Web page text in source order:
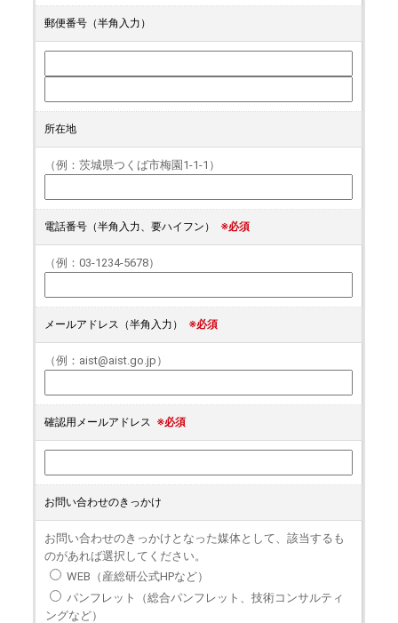
郵便番号（半角入力）
所在地
（例：茨城県つくば市梅園1-1-1）
電話番号（半角入力、要ハイフン） ※必須
（例：03-1234-5678）
メールアドレス（半角入力） ※必須
（例：aist@aist.go.jp）
確認用メールアドレス ※必須
お問い合わせのきっかけ
お問い合わせのきっかけとなった媒体として、該当するも
のがあれば選択してください。
WEB（産総研公式HPなど）
パンフレット（総合パンフレット、技術コンサルティ
ングなど）